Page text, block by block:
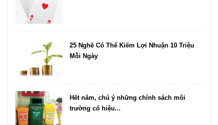
25 Nghề Có Thể Kiếm Lợi Nhuận 10 Triệu
Mỗi Ngày
Hết năm, chú ý những chính sách môi
trường có hiệu...